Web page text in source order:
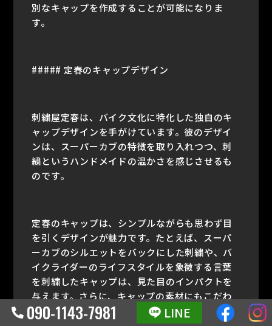
別なキャップを作成することが可能になりま
す。
##### 定春のキャップデザイン
刺繍屋定春は、バイク文化に特化した独自のキ
ャップデザインを手がけています。彼のデザイ
ンは、スーパーカブの特徴を取り入れつつ、刺
繍というハンドメイドの温かさを感じさせるも
のです。
定春のキャップは、シンプルながらも思わず目
を引くデザインが魅力です。たとえば、スーパ
ーカブのシルエットをバックにした刺繍や、バ
イクライダーのライフスタイルを象徴する言葉
を刺繍したキャップは、見た目のインパクトを
与えます。さらに、キャップの素材にもこだわ
り、着心地の良さや耐久性を重視しているた
090-1143-7981 LINE